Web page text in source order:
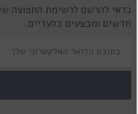
כדאי להרשם לרשימת התפוצה
חדשים ומבצעים בלעדיים.